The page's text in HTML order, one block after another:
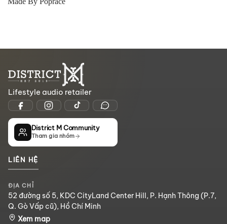
Lifestyle audio retailer
District M Community
Tham gia nhóm
LIÊN HỆ
ĐỊA CHỈ
52 đường số 5, KDC CityLand Center Hill, P. Hạnh Thông (P.7,
Q. Gò Vấp cũ), Hồ Chí Minh
Xem map